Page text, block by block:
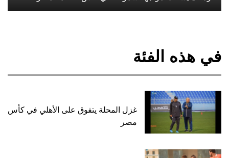
في هذه الفئة
غزل المحلة يتفوق على الأهلي في كأس
مصر